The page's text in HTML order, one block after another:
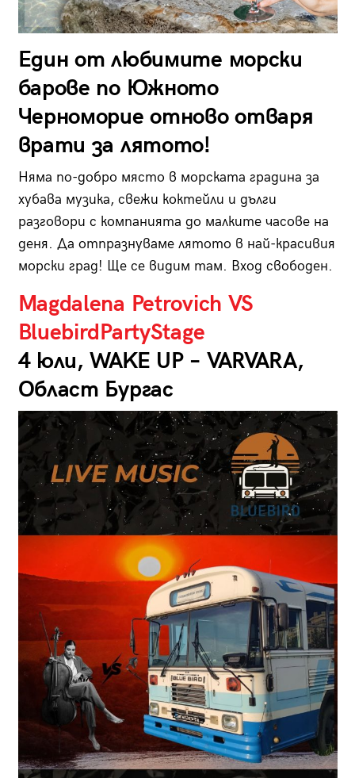
Един от любимите морски
барове по Южното
Черноморие отново отваря
врати за лятото!
Няма по-добро място в морската градина за
хубава музика, свежи коктейли и дълги
разговори с компанията до малките часове на
деня. Да отпразнуваме лятото в най-красивия
морски град! Ще се видим там. Вход свободен.
Magdalena Petrovich VS
BluebirdPartyStage
4 юли, WAKE UP – VARVARA,
Област Бургас